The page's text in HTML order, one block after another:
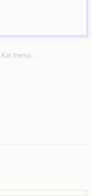
Kat thema…